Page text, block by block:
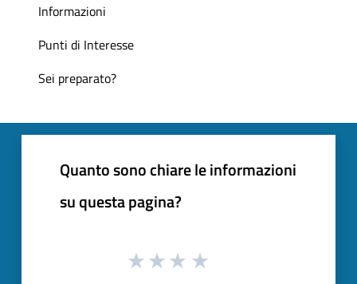
Informazioni
Punti di Interesse
Sei preparato?
Quanto sono chiare le informazioni
su questa pagina?